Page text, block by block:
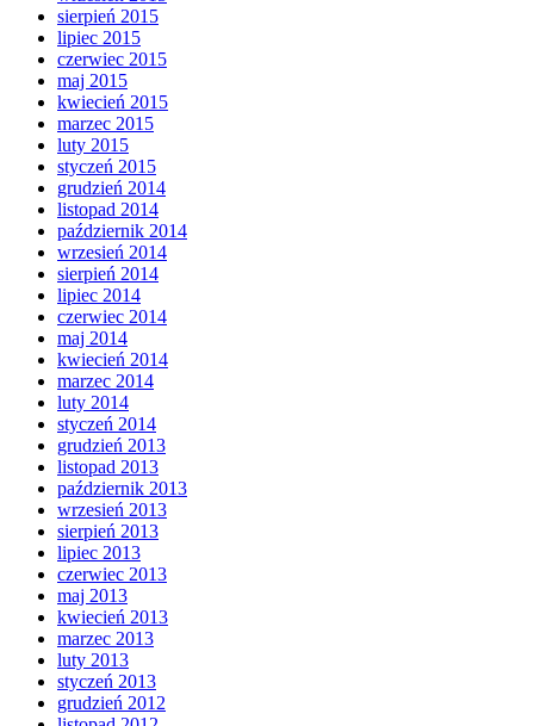
sierpień 2015
lipiec 2015
czerwiec 2015
maj 2015
kwiecień 2015
marzec 2015
luty 2015
styczeń 2015
grudzień 2014
listopad 2014
październik 2014
wrzesień 2014
sierpień 2014
lipiec 2014
czerwiec 2014
maj 2014
kwiecień 2014
marzec 2014
luty 2014
styczeń 2014
grudzień 2013
listopad 2013
październik 2013
wrzesień 2013
sierpień 2013
lipiec 2013
czerwiec 2013
maj 2013
kwiecień 2013
marzec 2013
luty 2013
styczeń 2013
grudzień 2012